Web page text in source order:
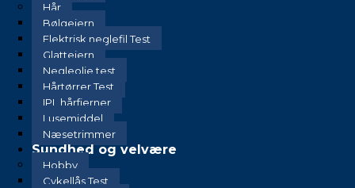
Hår
Bølgejern
Elektrisk neglefil Test
Glattejern
Negleolie test
Hårtørrer Test
IPL hårfjerner
Lusemiddel
Næsetrimmer
Sundhed og velvære
Hobby
Cykellås Test